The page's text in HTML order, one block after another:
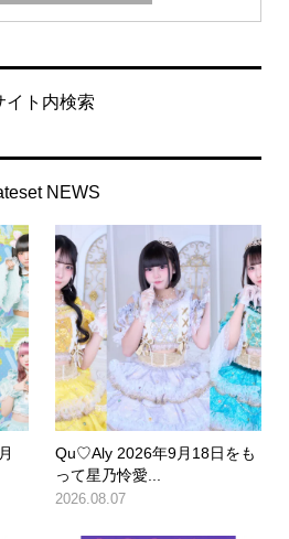
イト内検索
NEWS
Qu♡Aly 2026年9月18日をも
って星乃怜愛...
2026.08.07